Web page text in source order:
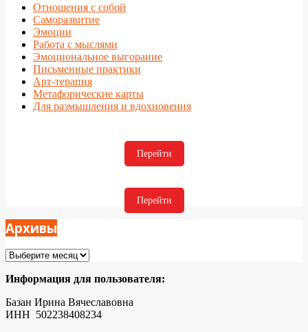
Отношения с собой
Саморазвитие
Эмоции
Работа с мыслями
Эмоциональное выгорание
Письменные практики
Арт-терапия
Метафорические карты
Для размышления и вдохновения
Перейти
Перейти
Архивы
Архивы
Информация для пользователя:
Базан Ирина Вячеславовна
ИНН 502238408234